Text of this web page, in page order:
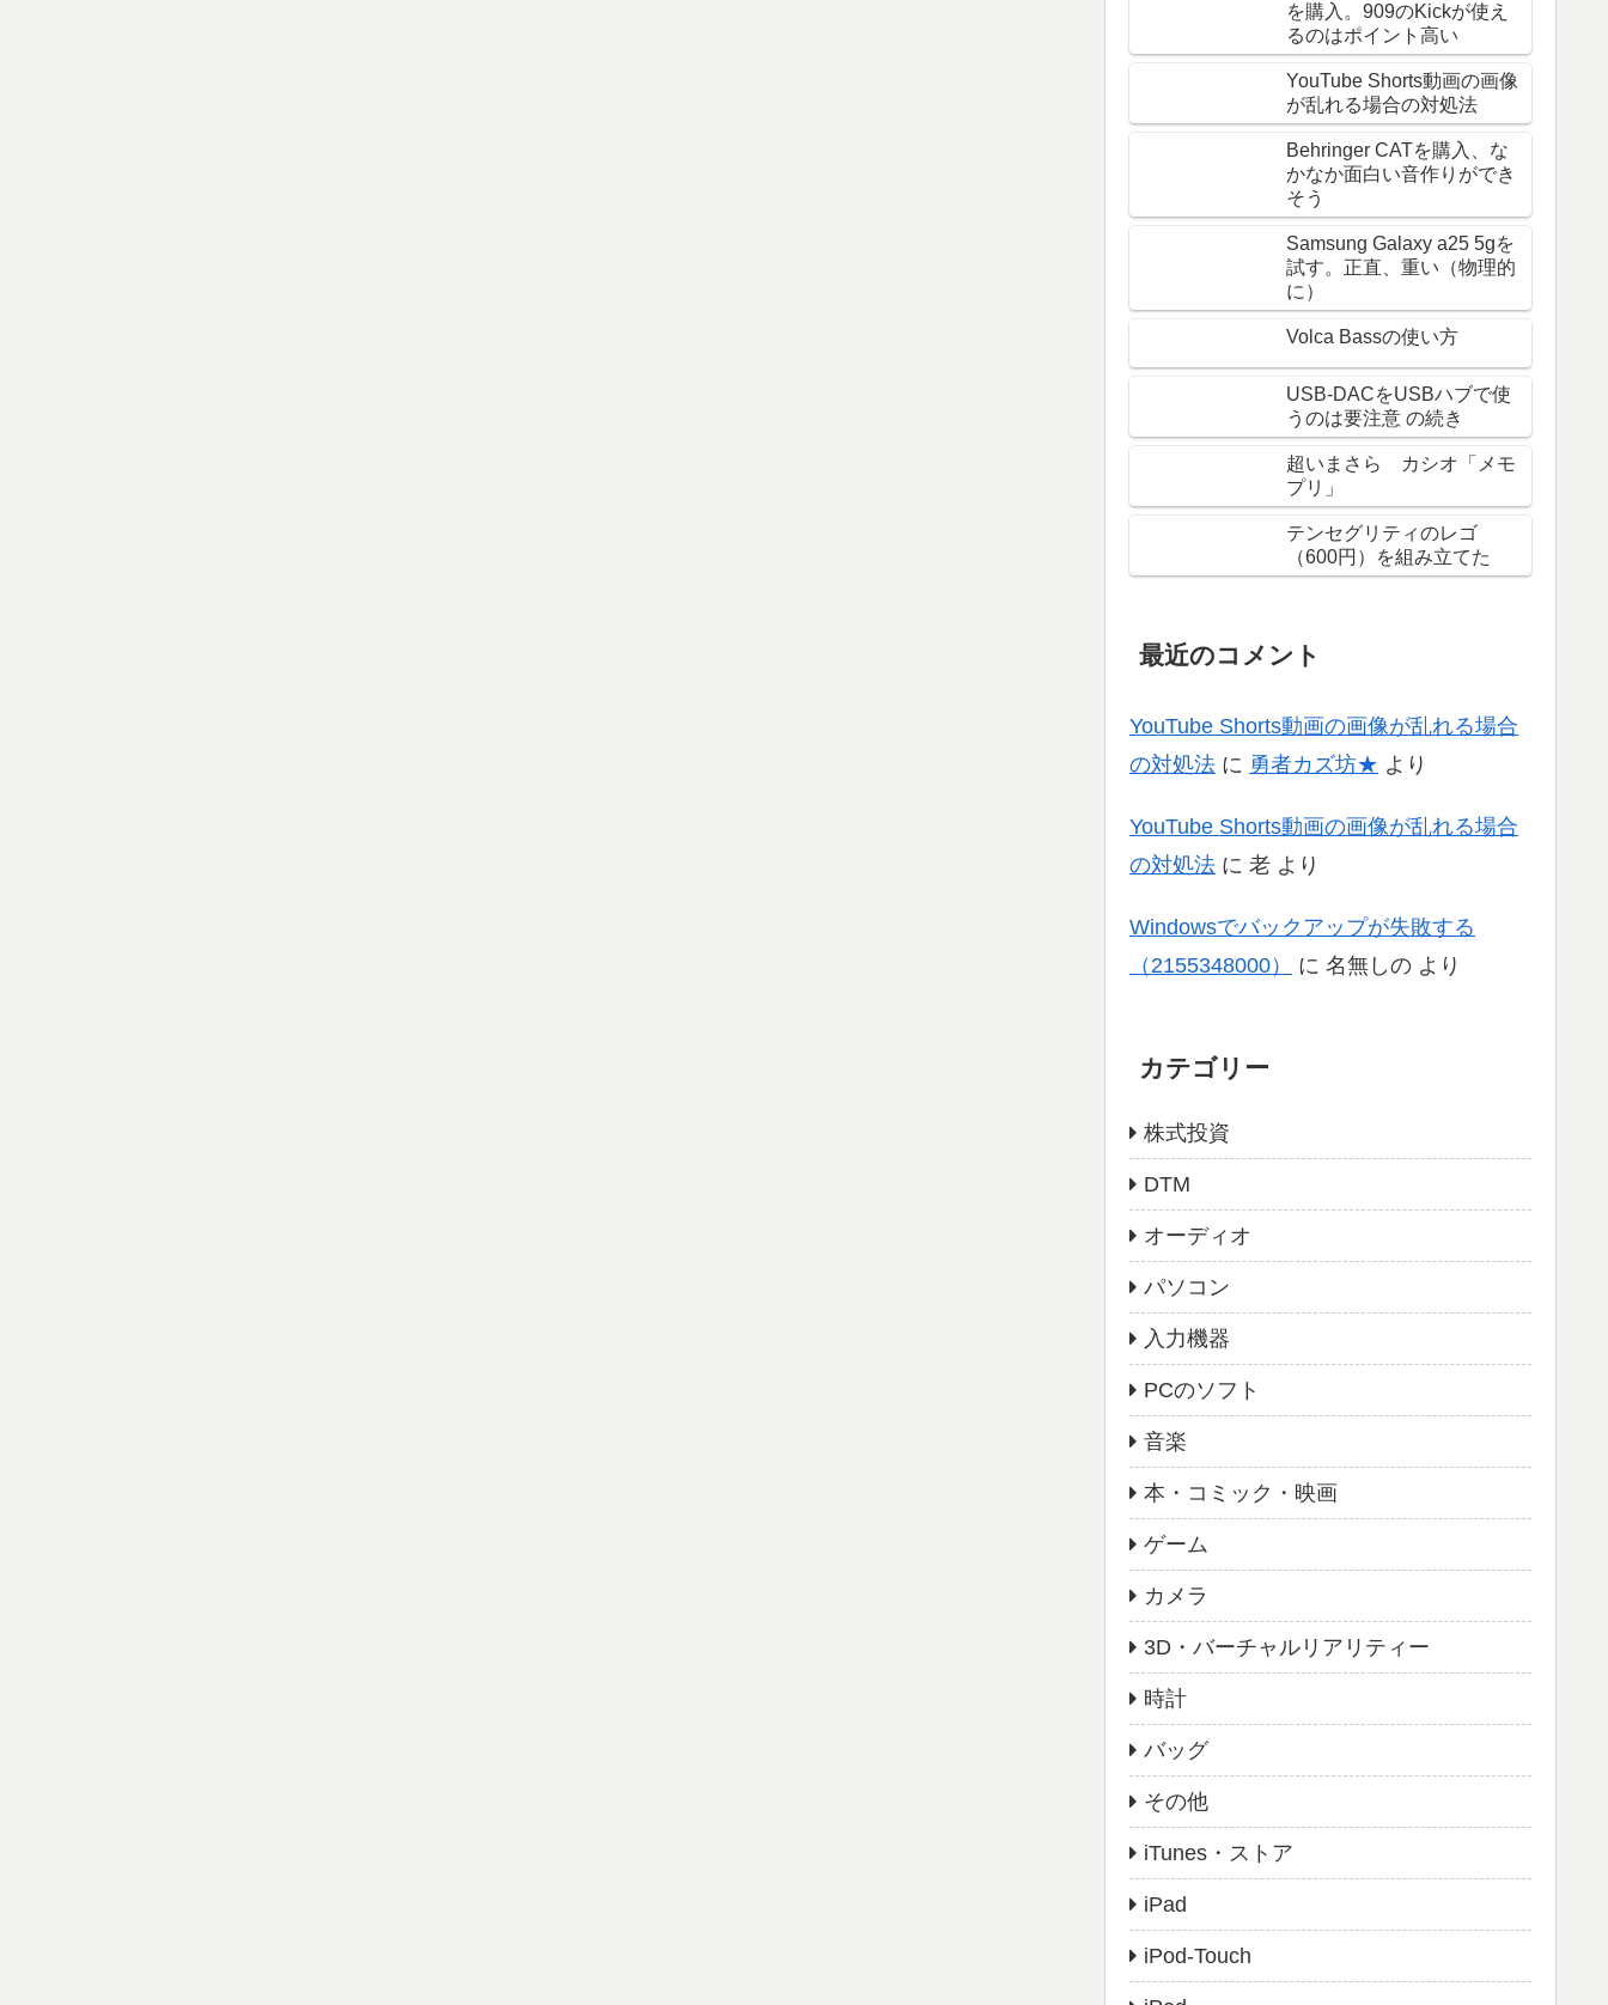
を購入。909のKickが使え
るのはポイント高い
YouTube Shorts動画の画像
が乱れる場合の対処法
Behringer CATを購入、な
かなか面白い音作りができ
そう
Samsung Galaxy a25 5gを
試す。正直、重い（物理的
に）
Volca Bassの使い方
USB-DACをUSBハブで使
うのは要注意 の続き
超いまさら カシオ「メモ
プリ」
テンセグリティのレゴ
（600円）を組み立てた
最近のコメント
YouTube Shorts動画の画像が乱れる場合
の対処法 に 勇者カズ坊★ より
YouTube Shorts動画の画像が乱れる場合
の対処法 に 老 より
Windowsでバックアップが失敗する
（2155348000）
に 名無しの より
カテゴリー
株式投資
DTM
オーディオ
パソコン
入力機器
PCのソフト
音楽
本・コミック・映画
ゲーム
カメラ
3D・バーチャルリアリティー
時計
バッグ
その他
iTunes・ストア
iPad
iPod-Touch